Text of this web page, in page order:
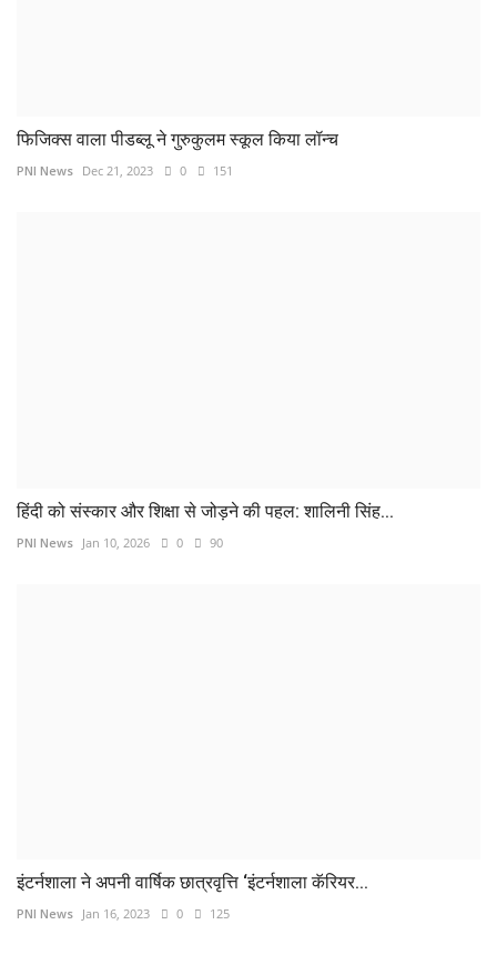
फिजिक्स वाला पीडब्लू ने गुरुकुलम स्कूल किया लॉन्च
PNI News Dec 21, 2023 0 151
हिंदी को संस्कार और शिक्षा से जोड़ने की पहल: शालिनी सिंह...
PNI News Jan 10, 2026 0 90
इंटर्नशाला ने अपनी वार्षिक छात्रवृत्ति ‘इंटर्नशाला कॅरियर...
PNI News Jan 16, 2023 0 125